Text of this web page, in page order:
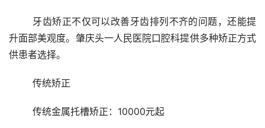
升面部美观度。肇庆头一人民医院口腔科提供多种矫正方式
供患者选择。
	传统矫正
	传统金属托槽矫正：10000元起